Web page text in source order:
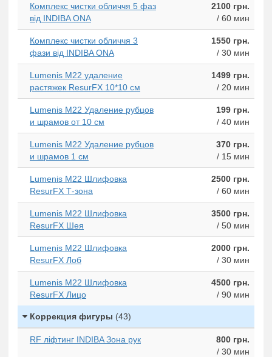
Комплекс чистки обличчя 5 фаз
від INDIBA ONA
2100 грн.
/ 60 мин
Комплекс чистки обличчя 3
фази від INDIBA ONA
1550 грн.
/ 30 мин
Lumenis M22 удаление
растяжек ResurFX 10*10 см
1499 грн.
/ 20 мин
Lumenis M22 Удаление рубцов
и шрамов от 10 см
199 грн.
/ 40 мин
Lumenis M22 Удаление рубцов
и шрамов 1 см
370 грн.
/ 15 мин
Lumenis M22 Шлифовка
ResurFX Т-зона
2500 грн.
/ 60 мин
Lumenis M22 Шлифовка
ResurFX Шея
3500 грн.
/ 50 мин
Lumenis M22 Шлифовка
ResurFX Лоб
2000 грн.
/ 30 мин
Lumenis M22 Шлифовка
ResurFX Лицо
4500 грн.
/ 90 мин
Коррекция фигуры (43)
RF ліфтинг INDIBA Зона рук
800 грн.
/ 30 мин